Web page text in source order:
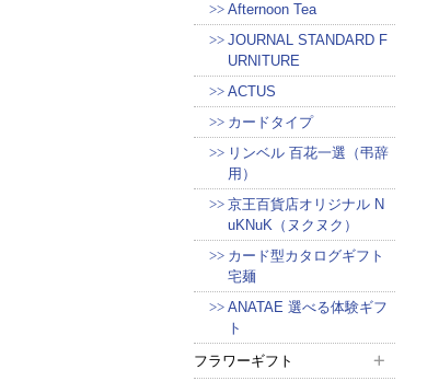
Afternoon Tea
JOURNAL STANDARD F
URNITURE
ACTUS
カードタイプ
リンベル 百花一選（弔辞
用）
京王百貨店オリジナル N
uKNuK（ヌクヌク）
カード型カタログギフト
宅麺
ANATAE 選べる体験ギフ
ト
フラワーギフト